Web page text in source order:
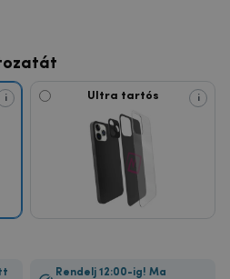
i Ultra tartós i
Rendelj 12:00-ig! Ma